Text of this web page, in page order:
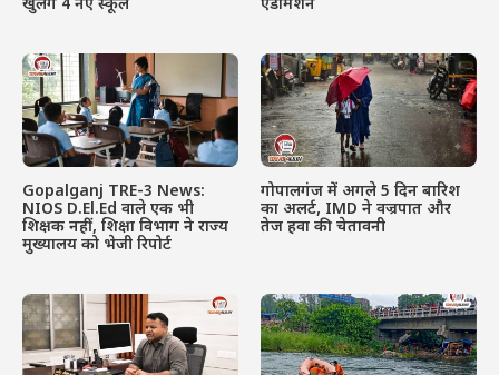
खुलेंगे 4 नए स्कूल
एडमिशन
Gopalganj TRE-3 News:
NIOS D.El.Ed वाले एक भी
शिक्षक नहीं, शिक्षा विभाग ने राज्य
मुख्यालय को भेजी रिपोर्ट
गोपालगंज में अगले 5 दिन बारिश
का अलर्ट, IMD ने वज्रपात और
तेज हवा की चेतावनी